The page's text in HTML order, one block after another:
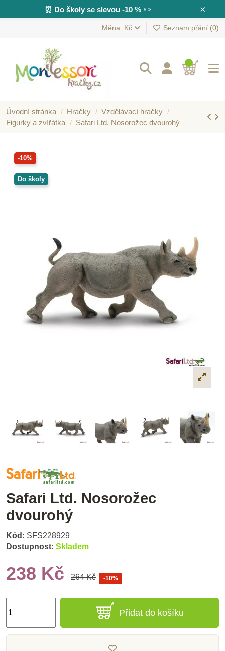
×
⏰ Do školy se slevou -10 %✏️
Měna: Kč Seznam přání (0)
Úvodní stránka Hračky
Vzdělávací hračky
Figurky a zvířátka
Safari Ltd. Nosorožec dvourohý
-10%
Do školy
Safari Ltd. Nosorožec
dvourohý
Kód: SFS228929
Dostupnost: Skladem
238 Kč 264 Kč -10%
Přidat do košíku